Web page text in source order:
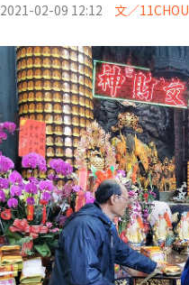
2021-02-09 12:12 文／11CHOU